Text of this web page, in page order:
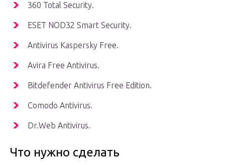
360 Total Security.
ESET NOD32 Smart Security.
Antivirus Kaspersky Free.
Avira Free Antivirus.
Bitdefender Antivirus Free Edition.
Comodo Antivirus.
Dr.Web Antivirus.
Что нужно сделать